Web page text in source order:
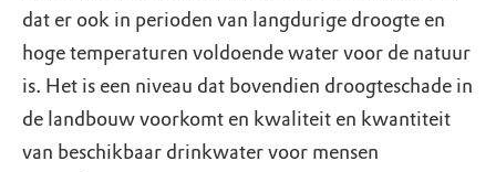
dat er ook in perioden van langdurige droogte en
hoge temperaturen voldoende water voor de natuur
is. Het is een niveau dat bovendien droogteschade in
de landbouw voorkomt en kwaliteit en kwantiteit
van beschikbaar drinkwater voor mensen